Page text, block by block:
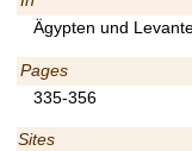
Ägypten und
Pages
335-356
Sites